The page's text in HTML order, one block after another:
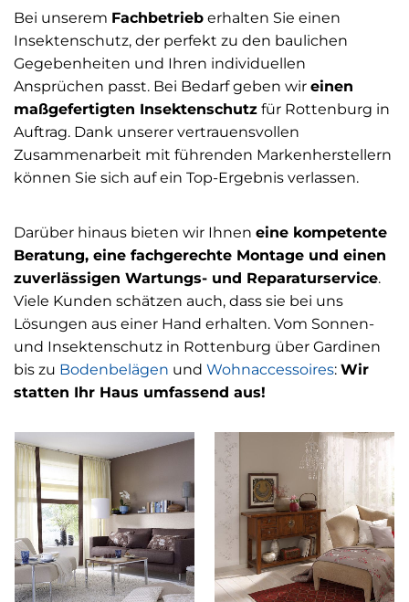
Bei unserem Fachbetrieb erhalten Sie einen
Insektenschutz, der perfekt zu den baulichen
Gegebenheiten und Ihren individuellen
Ansprüchen passt. Bei Bedarf geben wir einen
maßgefertigten Insektenschutz für Rottenburg in
Auftrag. Dank unserer vertrauensvollen
Zusammenarbeit mit führenden Markenherstellern
können Sie sich auf ein Top-Ergebnis verlassen.
Darüber hinaus bieten wir Ihnen eine kompetente
Beratung, eine fachgerechte Montage und einen
zuverlässigen Wartungs- und Reparaturservice.
Viele Kunden schätzen auch, dass sie bei uns
Lösungen aus einer Hand erhalten. Vom Sonnen-
und Insektenschutz in Rottenburg über Gardinen
bis zu Bodenbelägen und Wohnaccessoires: Wir
statten Ihr Haus umfassend aus!